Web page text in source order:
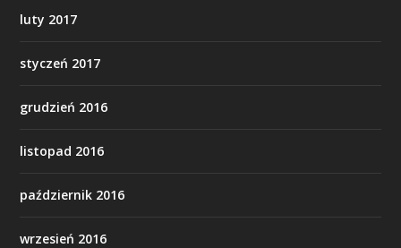
luty 2017
styczeń 2017
grudzień 2016
listopad 2016
październik 2016
wrzesień 2016